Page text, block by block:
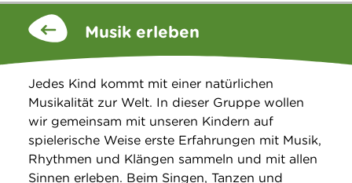
Veranstaltungen
Service
Über uns
Suche
Musik erleben
Jedes Kind kommt mit einer natürlichen
Musikalität zur Welt. In dieser Gruppe wollen
wir gemeinsam mit unseren Kindern auf
spielerische Weise erste Erfahrungen mit Musik,
Rhythmen und Klängen sammeln und mit allen
Sinnen erleben. Beim Singen, Tanzen und